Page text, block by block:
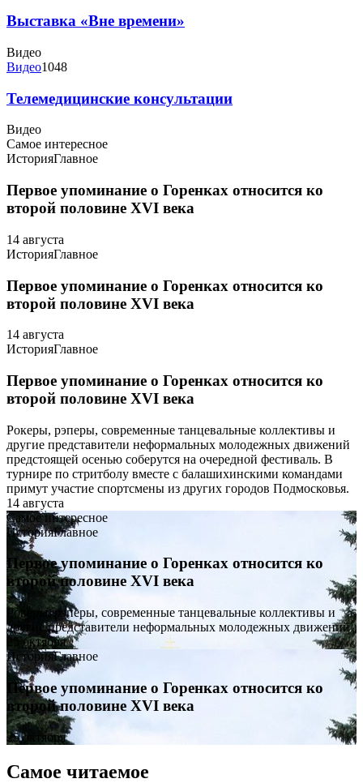
Выставка «Вне времени»
Видео
Видео1048
Телемедицинские консультации
Видео
Самое интересное
ИсторияГлавное
Первое упоминание о Горенках относится ко
второй половине XVI века
14 августа
ИсторияГлавное
Первое упоминание о Горенках относится ко
второй половине XVI века
14 августа
ИсторияГлавное
Первое упоминание о Горенках относится ко
второй половине XVI века
Рокеры, рэперы, современные танцевальные коллективы и
другие представители неформальных молодежных движений
предстоящей осенью соберутся на очередной фестиваль. В
турнире по стритболу вместе с балашихинскими командами
примут участие спортсмены из других городов Подмосковья.
14 августа
Самое интересное
ИсторияГлавное
Первое упоминание о Горенках относится ко
второй половине XVI века
Рокеры, рэперы, современные танцевальные коллективы и
другие представители неформальных молодежных движений
25 октября
ИсторияГлавное
Первое упоминание о Горенках относится ко
второй половине XVI века
25 октября
Самое читаемое